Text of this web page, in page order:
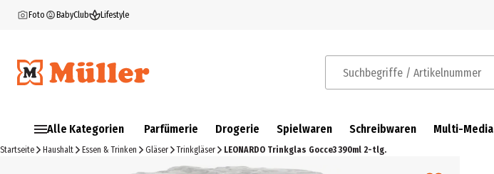
Foto BabyClub Lifestyle
Suchbegriffe / Artikelnummer
Alle Kategorien Parfümerie Drogerie Spielwaren Schreibwaren Multi-Media
Startseite Haushalt Essen & Trinken Gläser Trinkgläser LEONARDO Trinkglas Gocce3 390ml 2-tlg.